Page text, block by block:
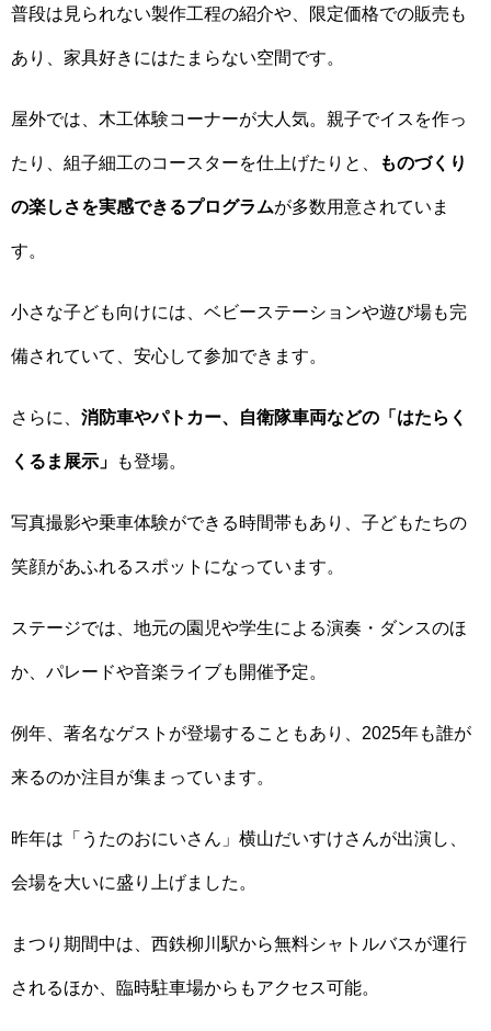
普段は見られない製作工程の紹介や、限定価格での販売も
あり、家具好きにはたまらない空間です。
屋外では、木工体験コーナーが大人気。親子でイスを作っ
たり、組子細工のコースターを仕上げたりと、 ものづくり
の楽しさを実感できるプログラムが多数用意されていま
す。
小さな子ども向けには、ベビーステーションや遊び場も完
備されていて、安心して参加できます。
さらに、 消防車やパトカー、自衛隊車両などの「はたらく
くるま展示」 も登場。
写真撮影や乗車体験ができる時間帯もあり、子どもたちの
笑顔があふれるスポットになっています。
ステージでは、地元の園児や学生による演奏・ダンスのほ
か、パレードや音楽ライブも開催予定。
例年、著名なゲストが登場することもあり、2025年も誰が
来るのか注目が集まっています。
昨年は「うたのおにいさん」横山だいすけさんが出演し、
会場を大いに盛り上げました。
まつり期間中は、西鉄柳川駅から無料シャトルバスが運行
されるほか、臨時駐車場からもアクセス可能。